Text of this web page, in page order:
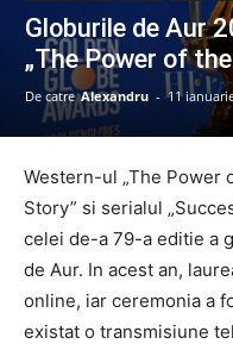
Globurile de Aur
„The Power of
De catre Alexandru - 11
Western-ul „The Power
Story” si serialul
celei de-a 79-a editie a
de Aur. In acest an,
online, iar ceremonia a
existat o transmisiune